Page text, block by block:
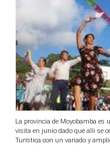
La provincia de Moyobamba es
visita en junio dado que alli se
Turística con un variado y